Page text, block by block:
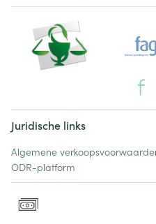
Juridische links
Algemene
ODR-platform